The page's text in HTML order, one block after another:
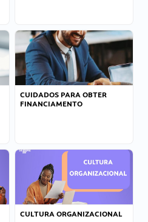
CUIDADOS PARA OBTER
FINANCIAMENTO
CULTURA ORGANIZACIONAL